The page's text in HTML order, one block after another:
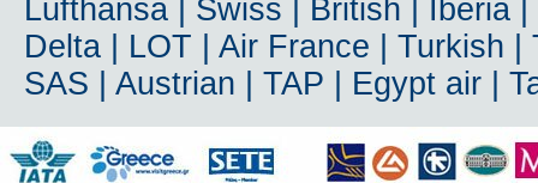
Lufthansa | Swiss | British | Iberia
Delta | LOT | Air France | Turkish |
SAS | Austrian | TAP | Egypt air |